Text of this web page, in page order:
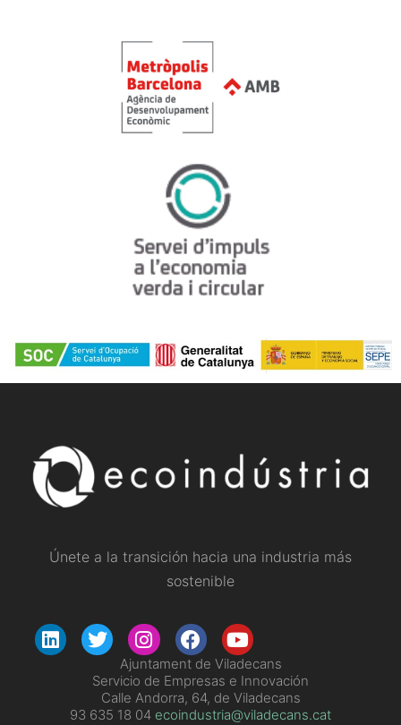
Únete a la transición hacia una industria más
sostenible
Ajuntament de Viladecans
Servicio de Empresas e Innovación
Calle Andorra, 64, de Viladecans
93 635 18 04 ecoindustria@viladecans.cat